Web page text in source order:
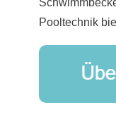
Pooltechnik